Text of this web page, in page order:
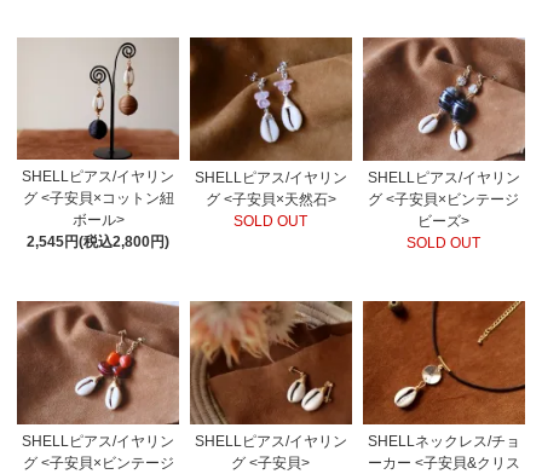
SHELLピアス/イヤリン
グ <子安貝×コットン紐
ボール>
2,545円(税込2,800円)
SHELLピアス/イヤリン
グ <子安貝×天然石>
SOLD OUT
SHELLピアス/イヤリン
グ <子安貝×ビンテージ
ビーズ>
SOLD OUT
SHELLピアス/イヤリン
グ <子安貝×ビンテージ
SHELLピアス/イヤリン
グ <子安貝>
SHELLネックレス/チョ
ーカー <子安貝&クリス